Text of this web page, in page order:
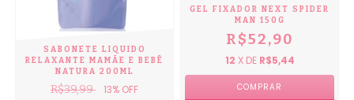
SABONETE LIQUIDO
RELAXANTE MAMÃE E BEBÊ
NATURA 200ML
R$39,99 13% OFF
GEL FIXADOR NEXT SPIDER
MAN 150G
R$52,90
12 X DE R$5,44